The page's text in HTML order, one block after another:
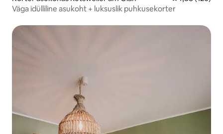
Väga idülliline asukoht + luksuslik puhkusekorter